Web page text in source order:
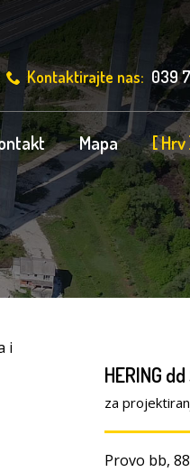
Kontaktirajte nas: 039
Mapa [ Hrv
i
HERING
za
Provo bb,